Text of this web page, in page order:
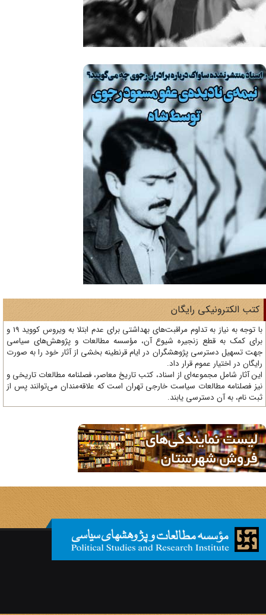
الکترونیکی رایگان
با توجه به نیاز به تداوم مراقبت‌های بهداشتی برای عدم ابتلا به ویروس کووید 19 و
کمک به قطع زنجیره شیوع آن، مؤسسه مطالعات و پژوهش‌های سیاسی
تسهیل دسترسی پژوهشگران در ایام قرنطینه بخشی از آثار خود را به صورت
در اختیار عموم قرار داد.
آثار شامل مجموعه‌ای از اسناد، کتب تاریخ معاصر، فصلنامه‌ مطالعات تاریخی و
فصلنامه مطالعات سیاست خارجی تهران است که علاقه‌مندان می‌توانند پس از
نام، به آن دسترسی یابند.